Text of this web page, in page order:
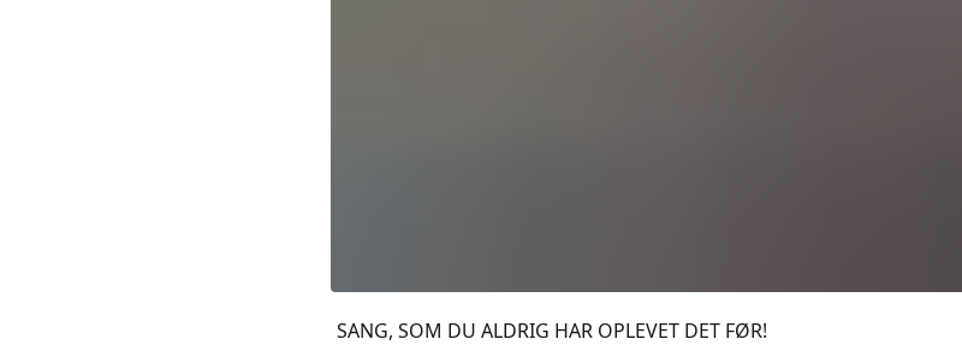
SANG, SOM DU ALDRIG HAR OPLEVET DET FØR!